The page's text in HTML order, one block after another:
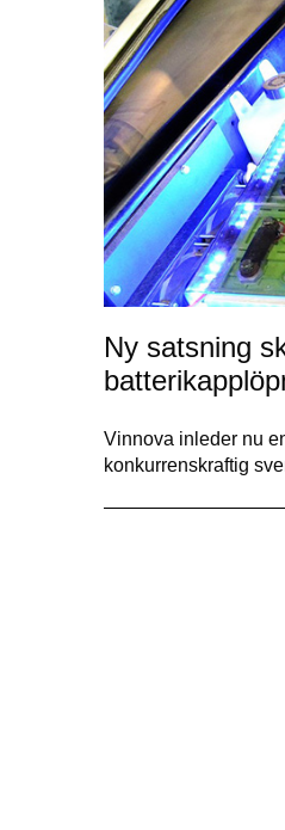
Ny satsning
Vinnova inleder nu
konkurrenskraftig